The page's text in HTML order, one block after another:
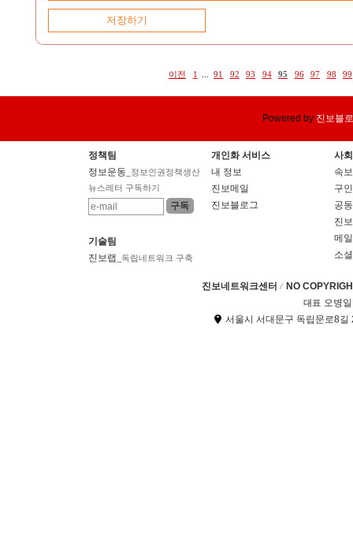
이전 1 91 92 93 94 95 96 97 98 99
Powered by 진보블
정책팀
정보운동 _정보인권정책생산
뉴스레터 구독하기
기술팀
진보랩
_독립네트워크 구축
개인화 서비스
내 정보
진보메일
진보블로그
사
속보
구
공
진
메
소
진보네트워크센터 NO
대표 오병일
서울시 서대문구 독립문로8길